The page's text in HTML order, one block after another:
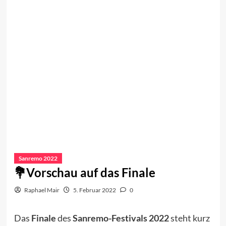
Sanremo 2022
Vorschau auf das Finale
Raphael Mair 5. Februar 2022 0
Das FinaledesSanremo-Festivals 2022steht kurz